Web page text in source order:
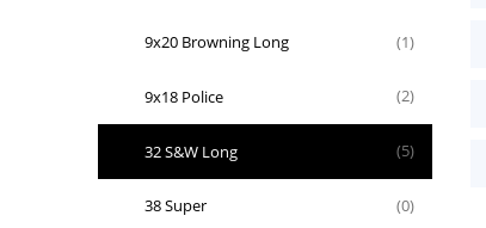
9x20 Browning Long (1)
9x18 Police (2)
32 S&W Long (5)
38 Super (0)